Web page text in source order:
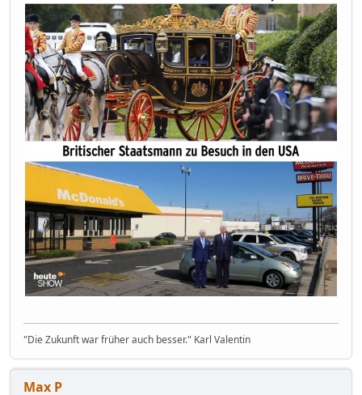
"Die Zukunft war früher auch besser." Karl Valentin
Max P